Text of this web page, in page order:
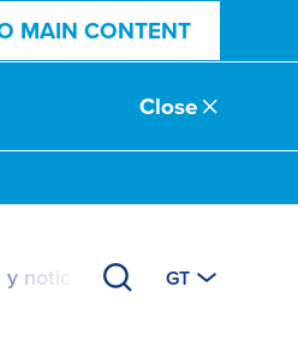
MAIN CONTENT
Close
noticias GT